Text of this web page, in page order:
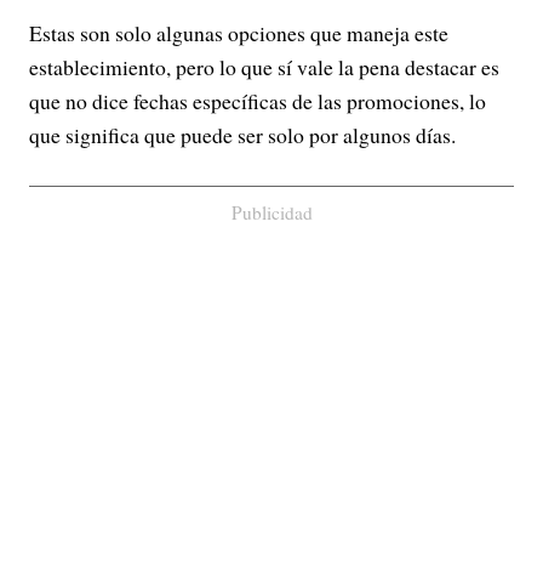
Estas son solo algunas opciones que maneja este
establecimiento, pero lo que sí vale la pena destacar es
que no dice fechas específicas de las promociones, lo
que significa que puede ser solo por algunos días.
Publicidad